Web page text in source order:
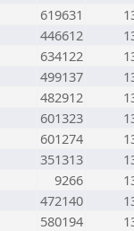
619631
446612
634122
499137
482912
601323
601274
351313
9266
472140
580194